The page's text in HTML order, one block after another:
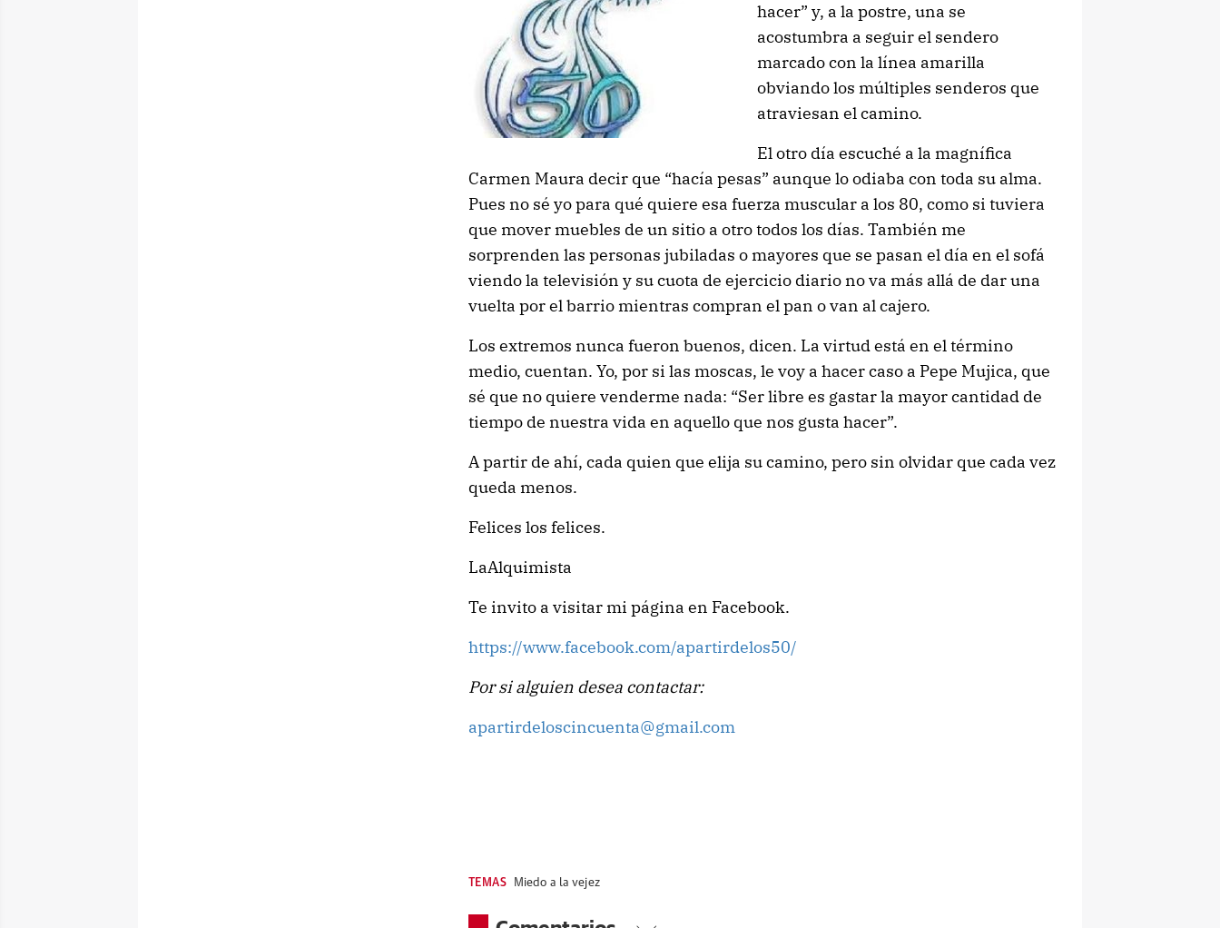
hacer” y, a la postre, una se
acostumbra a seguir el sendero
marcado con la línea amarilla
obviando los múltiples senderos que
atraviesan el camino.
El otro día escuché a la magnífica
Carmen Maura decir que “hacía pesas” aunque lo odiaba con toda su alma.
Pues no sé yo para qué quiere esa fuerza muscular a los 80, como si tuviera
que mover muebles de un sitio a otro todos los días. También me
sorprenden las personas jubiladas o mayores que se pasan el día en el sofá
viendo la televisión y su cuota de ejercicio diario no va más allá de dar una
vuelta por el barrio mientras compran el pan o van al cajero.
Los extremos nunca fueron buenos, dicen. La virtud está en el término
medio, cuentan. Yo, por si las moscas, le voy a hacer caso a Pepe Mujica, que
sé que no quiere venderme nada: “Ser libre es gastar la mayor cantidad de
tiempo de nuestra vida en aquello que nos gusta hacer”.
A partir de ahí, cada quien que elija su camino, pero sin olvidar que cada vez
queda menos.
Felices los felices.
LaAlquimista
Te invito a visitar mi página en Facebook.
https://www.facebook.com/apartirdelos50/
Por si alguien desea contactar:
apartirdeloscincuenta@gmail.com
TEMAS Miedo a la vejez